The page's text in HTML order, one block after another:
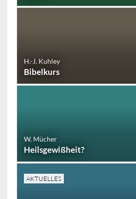
H.-J. Kuhley
Bibelkurs
W. Mücher
Heilsgewißheit?
AKTUELLES